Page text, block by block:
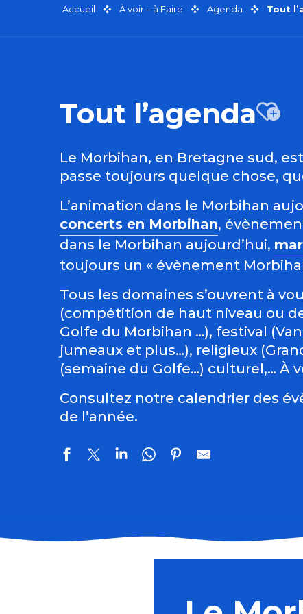
Accueil À voir – à Faire Agenda Tout
Tout l’agenda
Le Morbihan, en Bretagne sud,
passe toujours quelque chose,
L’animation dans le Morbihan
concerts en Morbihan,
dans le Morbihan aujourd’hui,
toujours un « évènement
Tous les domaines s’ouvrent à
(compétition de haut niveau ou
Golfe du Morbihan …), festival
jumeaux et plus…), religieux
(semaine du Golfe…) culturel,… À
Consultez notre calendrier des
de l’année.
Sortie nature : une soirée sur la lande